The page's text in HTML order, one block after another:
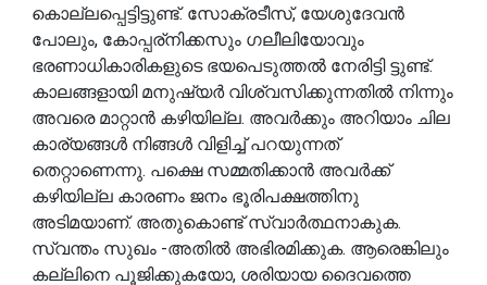
കൊല്ലപ്പെട്ടിട്ടുണ്ട്. സോക്രടീസ്, യേശുദേവൻ
പോലും, കോപ്പര്നിക്കസും ഗലീലിയോവും
ഭരണാധികാരികളുടെ ഭയപെടുത്തൽ നേരിട്ടി ട്ടുണ്ട്.
കാലങ്ങളായി മനുഷ്യർ വിശ്വസിക്കുന്നതിൽ നിന്നും
അവരെ മാറ്റാൻ കഴിയില്ല. അവർക്കും അറിയാം ചില
കാര്യങ്ങൾ നിങ്ങൾ വിളിച്ച് പറയുന്നത്
തെറ്റാണെന്നു. പക്ഷെ സമ്മതിക്കാൻ അവർക്ക്
കഴിയില്ല കാരണം ജനം ഭൂരിപക്ഷത്തിനു
അടിമയാണ്. അതുകൊണ്ട് സ്വാർത്ഥനാകുക.
സ്വന്തം സുഖം -അതിൽ അഭിരമിക്കുക. ആരെങ്കിലും
കല്ലിനെ പൂജിക്കുകയോ, ശരിയായ ദൈവത്തെ